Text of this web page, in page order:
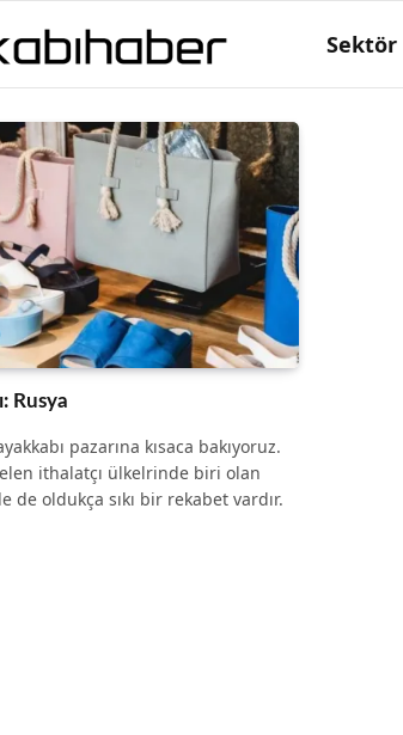
Sektör
Rusya
pazarına kısaca bakıyoruz.
ithalatçı ülkelrinde biri olan
de oldukça sıkı bir rekabet vardır.